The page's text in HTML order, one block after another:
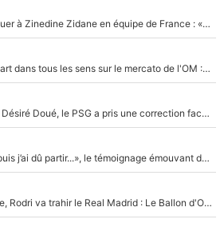
Franck Ribéry a osé s'attaquer à Zinedine Zidane en équipe de France : «Je n'aurais jamais fait ça»
Medina, Rulli, Paixao... ça part dans tous les sens sur le mercato de l'OM : Frank McCourt va enfin récupérer l'argent qu'il attend ?
Sans Ousmane Dembélé et Désiré Doué, le PSG a pris une correction face à Majorque : Luis Enrique attend avec impatience des renforts !
F1 : « Je lui ai fait un câlin, puis j’ai dû partir...», le témoignage émouvant de Max Verstappen sur sa fille
Coup de théâtre en Espagne, Rodri va trahir le Real Madrid : Le Ballon d'Or a choisi de signer au FC Barcelone !